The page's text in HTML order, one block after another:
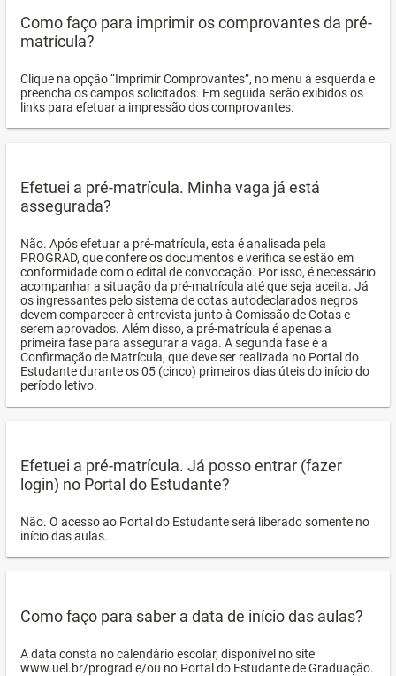
Como faço para imprimir os comprovantes da pré-
matrícula?
Clique na opção “Imprimir Comprovantes”, no menu à esquerda e
preencha os campos solicitados. Em seguida serão exibidos os
links para efetuar a impressão dos comprovantes.
Efetuei a pré-matrícula. Minha vaga já está
assegurada?
Não. Após efetuar a pré-matrícula, esta é analisada pela
PROGRAD, que confere os documentos e verifica se estão em
conformidade com o edital de convocação. Por isso, é necessário
acompanhar a situação da pré-matrícula até que seja aceita. Já
os ingressantes pelo sistema de cotas autodeclarados negros
devem comparecer à entrevista junto à Comissão de Cotas e
serem aprovados. Além disso, a pré-matrícula é apenas a
primeira fase para assegurar a vaga. A segunda fase é a
Confirmação de Matrícula, que deve ser realizada no Portal do
Estudante durante os 05 (cinco) primeiros dias úteis do início do
período letivo.
Efetuei a pré-matrícula. Já posso entrar (fazer
login) no Portal do Estudante?
Não. O acesso ao Portal do Estudante será liberado somente no
início das aulas.
Como faço para saber a data de início das aulas?
A data consta no calendário escolar, disponível no site
www.uel.br/prograd e/ou no Portal do Estudante de Graduação.